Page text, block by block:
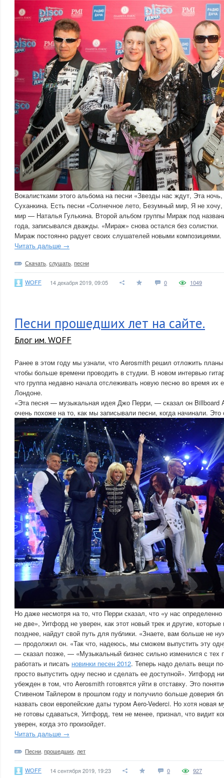
Вокалистками этого альбома на песни «Звезды нас ждут, Эта
Суханкина. Есть песни «Солнечное лето, Безумный мир, Я не
мир — Наталья Гулькина. Второй альбом группы Мираж под
года, записывался дважды. «Мираж» снова остался без солистки.
Мираж постоянно радует своих слушателей новыми композициями.
Читать дальше →
Скачать слушать песни
WOFF 14 декабря 2019, 09:05 0 1049
Песни прошедших лет на сайте.
Блог им. WOFF
Ранее в этом году мы узнали, что Aerosmith решил отложить
чтобы больше времени проводить в студии. В новом интервью
что группа недавно начала отслеживать новую песню во время их
Лондоне.
«Эта песня — музыкальная идея Джо Перри, — сказал он Billboard
очень похоже на то, как мы записывали песни, когда начинали. Это
Но даже несмотря на то, что Перри сказал, что «у нас определенно
не две», Уитфорд не уверен, как этот новый трек и другие,
позднее, найдут свой путь для публики. «Знаете, вам больше не
— продолжил он. «Так что, надеюсь, мы сможем выпустить эту
— сказал позже, — «Музыкальный бизнес сильно изменился с тех
работать и писать новинки песен 2012. Теперь надо делать вещи
просто выпустить одну песню и сделать ее доступной». Уитфорд
убежден в том, что Aerosmith готовятся уйти в отставку. Это
Стивеном Тайлером в прошлом году и получило больше доверия
назвать свои европейские даты туром Aero-Vederci. Но хотя новая
не готовы сдаваться, Уитфорд, тем не менее, признал, что видит
уверен, когда это произойдет.
Читать дальше →
Песни прошедших лет
WOFF 14 сентября 2019, 19:23 0 927